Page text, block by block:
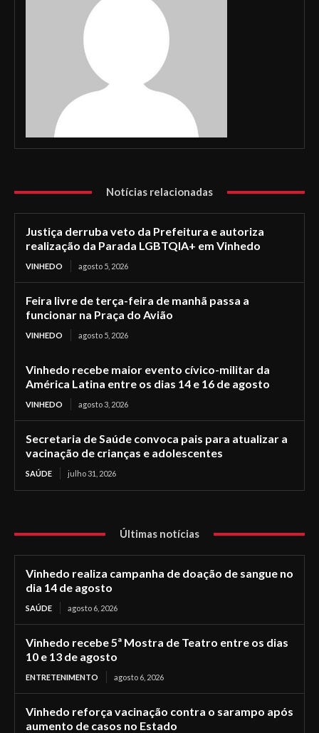
Notícias relacionadas
Justiça derruba veto da Prefeitura e autoriza
realização da Parada LGBTQIA+ em Vinhedo
VINHEDO agosto 5, 2026
Feira livre de terça-feira de manhã passa a
funcionar na Praça do Avião
VINHEDO agosto 5, 2026
Vinhedo recebe maior evento cívico-militar da
América Latina entre os dias 14 e 16 de agosto
VINHEDO agosto 3, 2026
Secretaria de Saúde convoca pais para atualizar a
vacinação de crianças e adolescentes
SAÚDE julho 31, 2026
Últimas notícias
Vinhedo realiza campanha de doação de sangue no
dia 14 de agosto
SAÚDE agosto 6, 2026
Vinhedo recebe 5ª Mostra de Teatro entre os dias
10 e 13 de agosto
ENTRETENIMENTO agosto 6, 2026
Vinhedo reforça vacinação contra o sarampo após
aumento de casos no Estado